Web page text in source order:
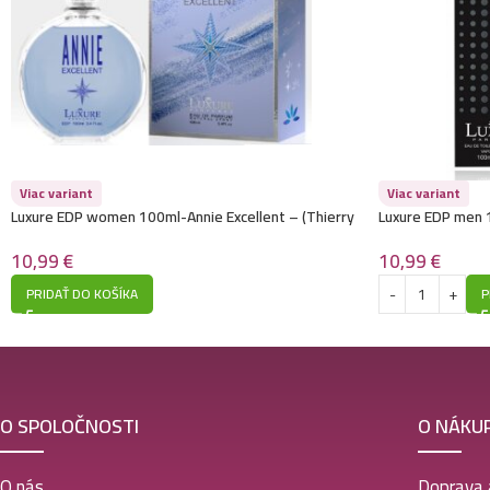
Viac variant
Luxure EDP women 100ml-Annie Excellent – (Thierry
10,99€
PRIDAŤ DO KOŠÍKA
Viac variant
Luxure EDP
10,99€
O SPOLOČNOSTI O